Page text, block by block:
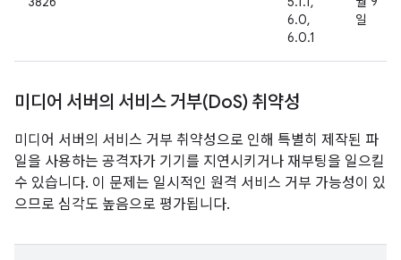
6.0,
6.0.1
일
미디어 서버의 서비스 거부(DoS) 취약성
미디어 서버의 서비스 거부 취약성으로 인해 특별히 제작된 파
일을 사용하는 공격자가 기기를 지연시키거나 재부팅을 일으킬
수 있습니다. 이 문제는 일시적인 원격 서비스 거부 가능성이 있
으므로 심각도 높음으로 평가됩니다.